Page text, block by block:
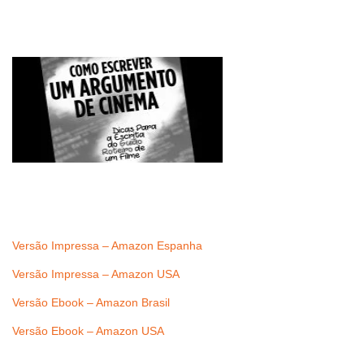
Versão Impressa – Amazon Espanha
Versão Impressa – Amazon USA
Versão Ebook – Amazon Brasil
Versão Ebook – Amazon USA